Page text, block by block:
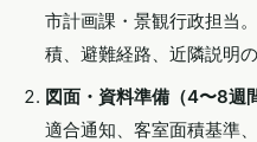
市計画課・景観行政担当
積、避難経路、近隣説明
図面・資料準備（4〜8週
適合通知、客室面積基準